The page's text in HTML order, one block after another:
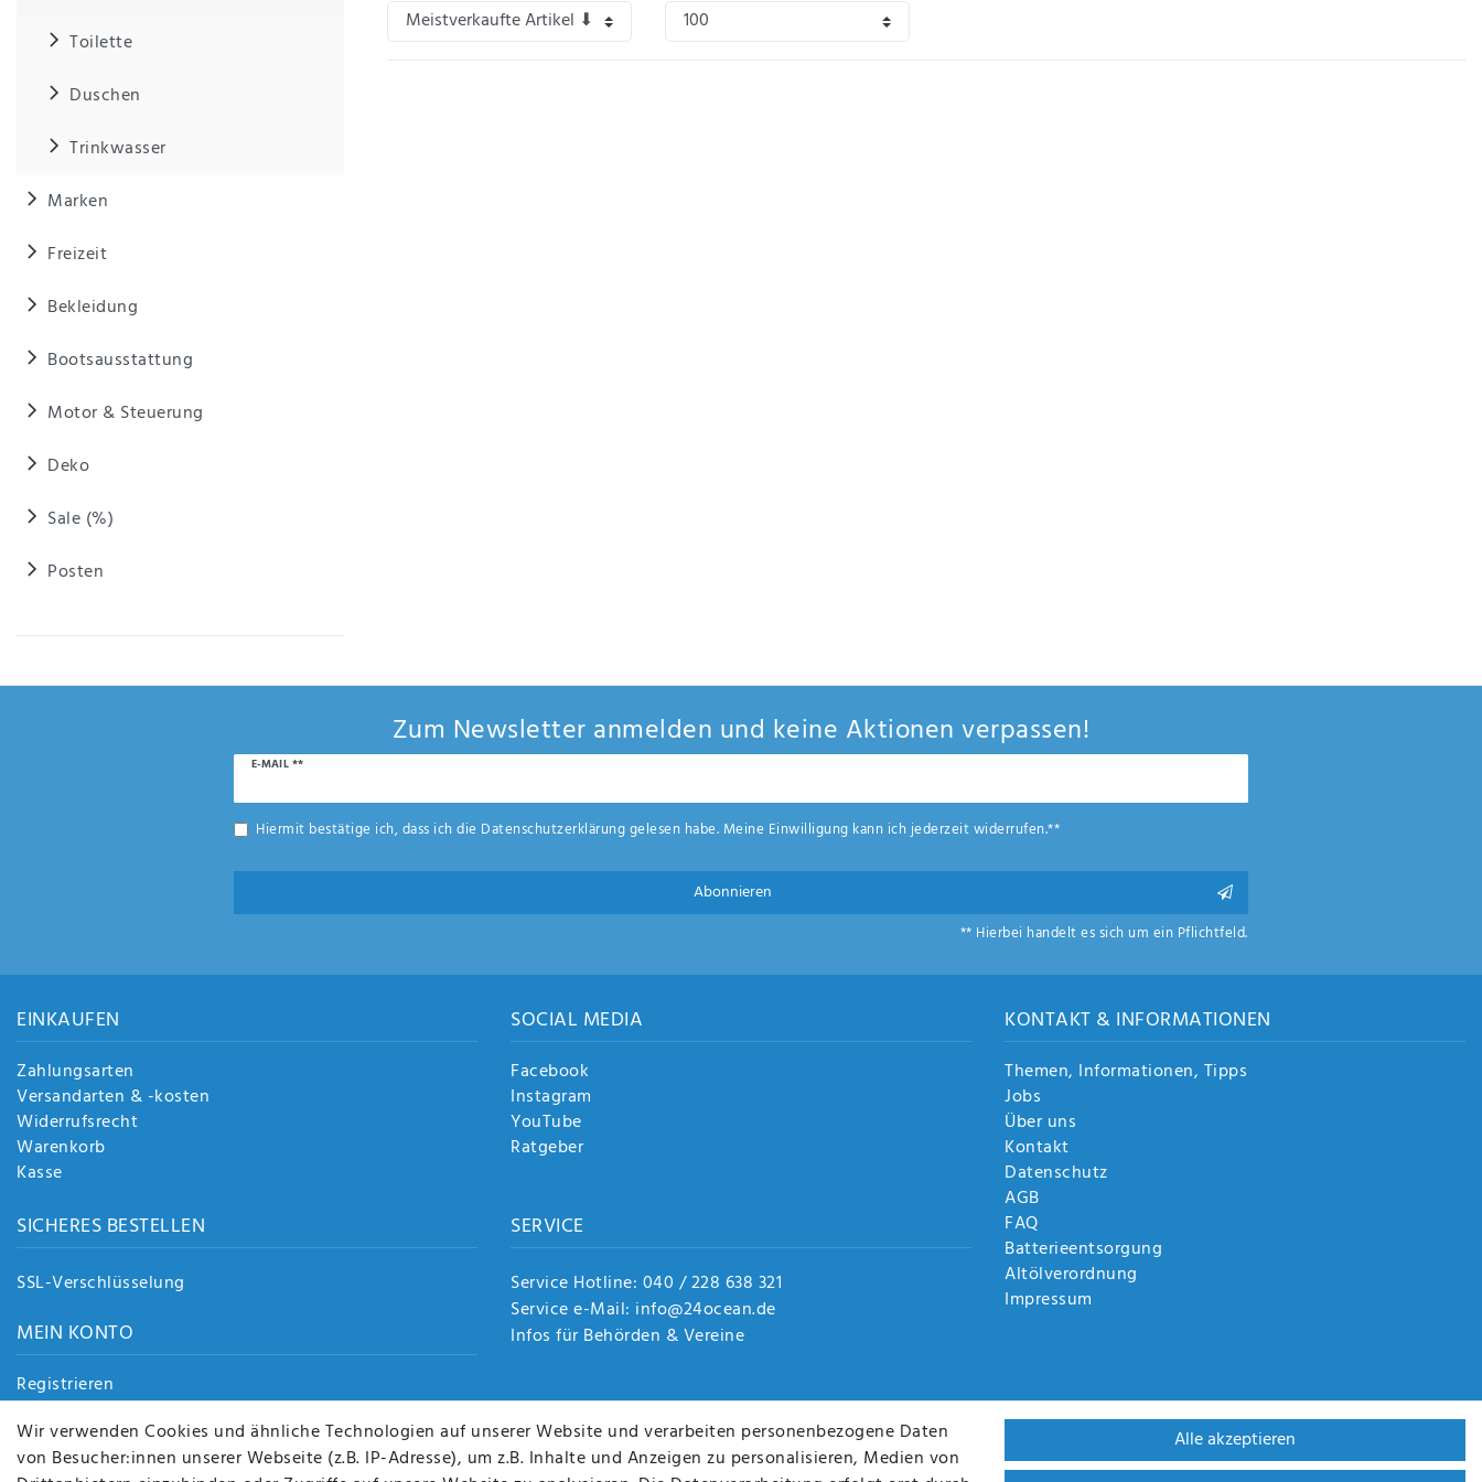
Toilette
Duschen
Trinkwasser
Marken
Freizeit
Bekleidung
Bootsausstattung
Motor & Steuerung
Deko
Sale (%)
Posten
bestätige
ich, dass
Daten­
erklärung
habe.
Anf
rag
sen
Zum Newsletter anmelden und keine Aktionen verpassen!
E-MAIL **
Newsletter
Hiermit bestätige ich, dass ich die Daten­schutz­erklärunggelesen habe. Meine Einwilligung kann ich jederzeit widerrufen.**
Abonnieren
** Hierbei handelt es sich um ein Pflichtfeld.
EINKAUFEN
Zahlungsarten
Versandarten & -kosten
Widerrufsrecht
Warenkorb
Kasse
SICHERES BESTELLEN
SSL-Verschlüsselung
MEIN KONTO
Registrieren
Login
SOCIAL MEDIA
Facebook
Instagram
YouTube
Ratgeber
SERVICE
Service Hotline: 040 / 228 638 321
Service e-Mail: info@24ocean.de
Infos für Behörden & Vereine
KONTAKT & INFORMATIONEN
Themen, Informationen, Tipps
Jobs
Über uns
Kontakt
Datenschutz
AGB
FAQ
Batterieentsorgung
Altölverordnung
Impressum
Wir verwenden Cookies und ähnliche Technologien auf unserer Website und verarbeiten personenbezogene Daten
von Besucher:innen unserer Webseite (z.B. IP-Adresse), um z.B. Inhalte und Anzeigen zu personalisieren, Medien von
Alle akzeptieren